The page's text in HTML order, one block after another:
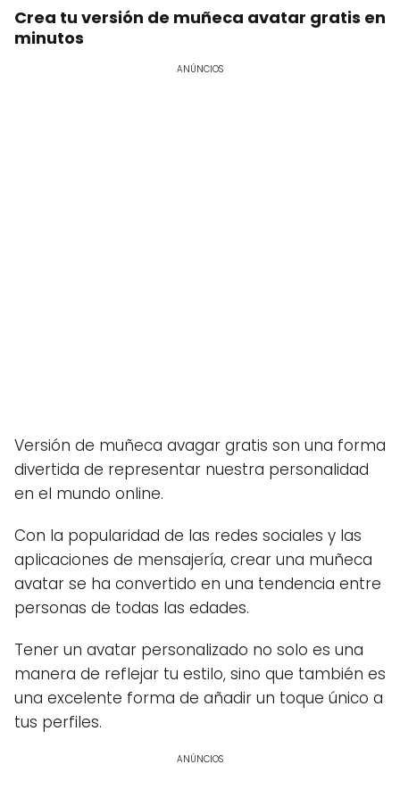
Crea tu versión de muñeca avatar gratis en
minutos
ANÚNCIOS
Versión de muñeca avagar gratis son una forma
divertida de representar nuestra personalidad
en el mundo online.
Con la popularidad de las redes sociales y las
aplicaciones de mensajería, crear una muñeca
avatar se ha convertido en una tendencia entre
personas de todas las edades.
Tener un avatar personalizado no solo es una
manera de reflejar tu estilo, sino que también es
una excelente forma de añadir un toque único a
tus perfiles.
ANÚNCIOS